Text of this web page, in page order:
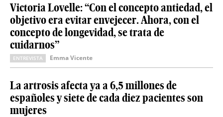
Victoria Lovelle: “Con el concepto antiedad, el
objetivo era evitar envejecer. Ahora, con el
concepto de longevidad, se trata de
cuidarnos”
ENTREVISTA Emma Vicente
La artrosis afecta ya a 6,5 millones de
españoles y siete de cada diez pacientes son
mujeres